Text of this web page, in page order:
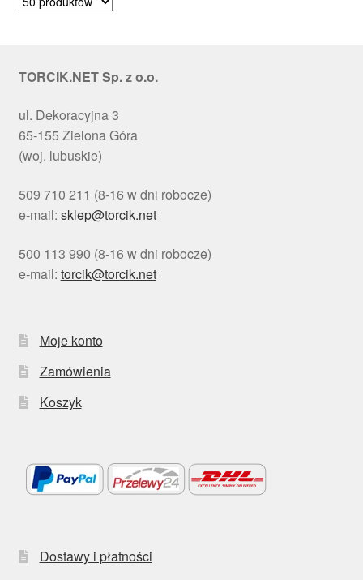
TORCIK.NET Sp. z o.o.
ul. Dekoracyjna 3
65-155 Zielona Góra
(woj. lubuskie)
509 710 211 (8-16 w dni robocze)
e-mail: sklep@torcik.net
500 113 990 (8-16 w dni robocze)
e-mail: torcik@torcik.net
Moje konto
Zamówienia
Koszyk
Dostawy i płatności